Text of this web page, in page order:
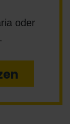
oder